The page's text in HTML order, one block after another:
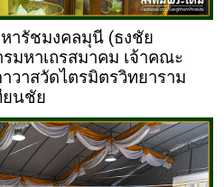
ารัชมงคลมุนี (ธงชัย
มหาเถรสมาคม เจ้าคณะ
วาสวัดไตรมิตรวิทยาราม
ยนชัย